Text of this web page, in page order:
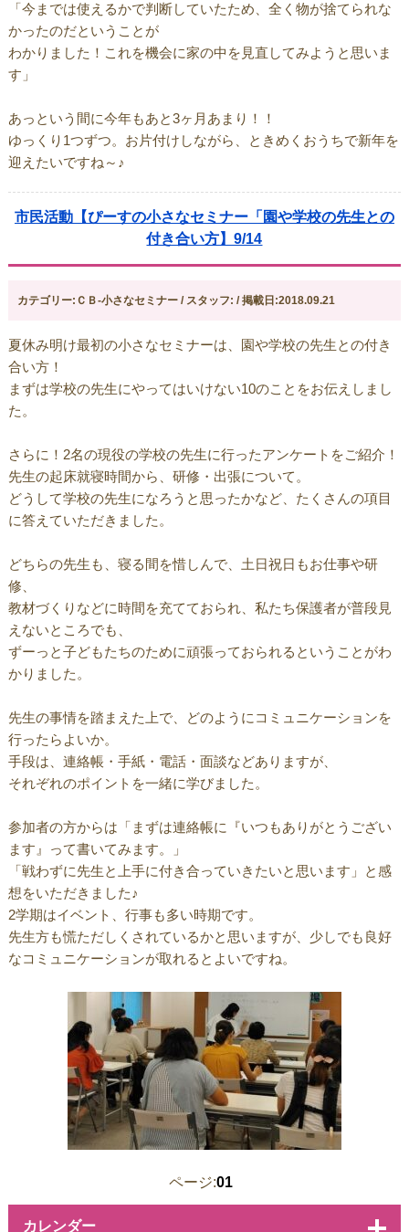
「今までは使えるかで判断していたため、全く物が捨てられな
かったのだということが
わかりました！これを機会に家の中を見直してみようと思いま
す」
あっという間に今年もあと3ヶ月あまり！！
ゆっくり1つずつ。お片付けしながら、ときめくおうちで新年を
迎えたいですね～♪
市民活動【ぴーすの小さなセミナー「園や学校の先生との
付き合い方】9/14
カテゴリー:ＣＢ-小さなセミナー / スタッフ: / 掲載日:2018.09.21
夏休み明け最初の小さなセミナーは、園や学校の先生との付き
合い方！
まずは学校の先生にやってはいけない10のことをお伝えしまし
た。
さらに！2名の現役の学校の先生に行ったアンケートをご紹介！
先生の起床就寝時間から、研修・出張について。
どうして学校の先生になろうと思ったかなど、たくさんの項目
に答えていただきました。
どちらの先生も、寝る間を惜しんで、土日祝日もお仕事や研
修、
教材づくりなどに時間を充てておられ、私たち保護者が普段見
えないところでも、
ずーっと子どもたちのために頑張っておられるということがわ
かりました。
先生の事情を踏まえた上で、どのようにコミュニケーションを
行ったらよいか。
手段は、連絡帳・手紙・電話・面談などありますが、
それぞれのポイントを一緒に学びました。
参加者の方からは「まずは連絡帳に『いつもありがとうござい
ます』って書いてみます。」
「戦わずに先生と上手に付き合っていきたいと思います」と感
想をいただきました♪
2学期はイベント、行事も多い時期です。
先生方も慌ただしくされているかと思いますが、少しでも良好
なコミュニケーションが取れるとよいですね。
ページ:01
カレンダー